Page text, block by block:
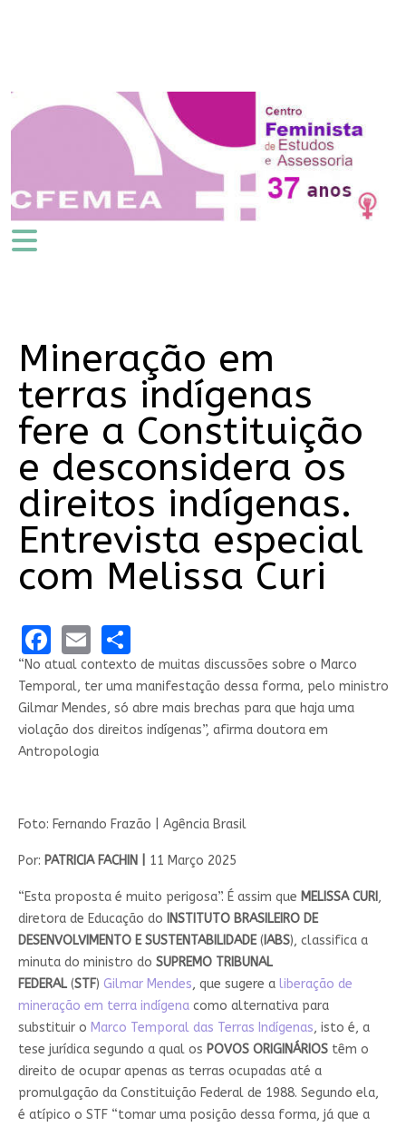
Mineração em
terras indígenas
fere a Constituição
e desconsidera os
direitos indígenas.
Entrevista especial
com Melissa Curi
Facebook
EmailShare
“No atual contexto de muitas discussões sobre o Marco
Temporal, ter uma manifestação dessa forma, pelo ministro
Gilmar Mendes, só abre mais brechas para que haja uma
violação dos direitos indígenas”, afirma doutora em
Antropologia
Foto: Fernando Frazão | Agência Brasil
Por: PATRICIA FACHIN | 11 Março 2025
“Esta proposta é muito perigosa”. É assim que MELISSA CURI ,
diretora de Educação do INSTITUTO BRASILEIRO DE
DESENVOLVIMENTO E SUSTENTABILIDADE( IABS), classifica a
minuta do ministro do SUPREMO TRIBUNAL
FEDERAL(STF) Gilmar Mendes, que sugere a liberação de
mineração em terra indígenacomo alternativa para
substituir o Marco Temporal das Terras Indígenas, isto é, a
tese jurídica segundo a qual os POVOS ORIGINÁRIOStêm o
direito de ocupar apenas as terras ocupadas até a
promulgação da Constituição Federal de 1988. Segundo ela,
é atípico o STF “tomar uma posição dessa forma, já que a